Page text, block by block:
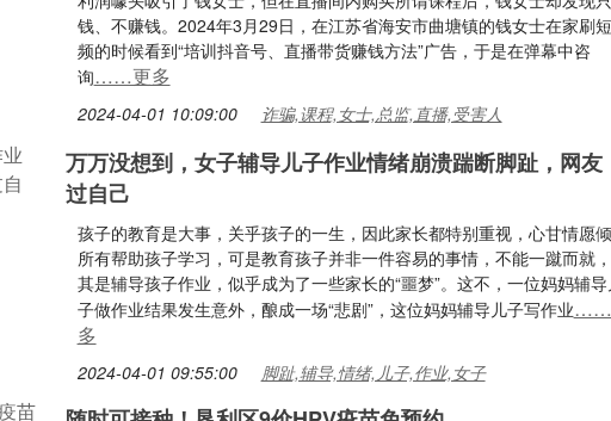
钱、不赚钱。2024年3月29日，在江苏省海安市曲塘镇的钱女士在家刷
频的时候看到“培训抖音号、直播带货赚钱方法”广告，于是在弹幕中咨
询……更多
2024-04-01 10:09:00 诈骗,课程,女士,总监,直播,受害人
万万没想到，女子辅导儿子作业情绪崩溃踹断脚趾，网友
过自己
孩子的教育是大事，关乎孩子的一生，因此家长都特别重视，心甘情愿
所有帮助孩子学习，可是教育孩子并非一件容易的事情，不能一蹴而就
其是辅导孩子作业，似乎成为了一些家长的“噩梦”。这不，一位妈妈辅
子做作业结果发生意外，酿成一场“悲剧”，这位妈妈辅导儿子写作业……
多
2024-04-01 09:55:00 脚趾,辅导,情绪,儿子,作业,女子